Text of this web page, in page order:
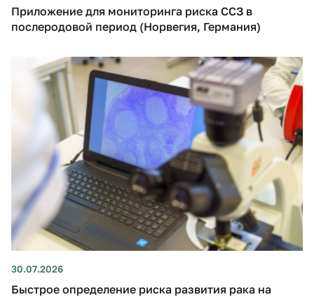
Приложение для мониторинга риска ССЗ в
послеродовой период (Норвегия, Германия)
30.07.2026
Быстрое определение риска развития рака на